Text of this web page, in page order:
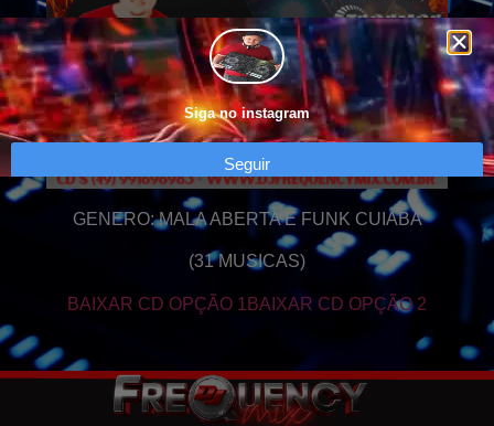
GENERO: MALA ABERTA E FUNK CUIABA
(31 MUSICAS)
BAIXAR CD OPÇÃO 1 BAIXAR CD OPÇÃO 2
Siga no instagram
Seguir